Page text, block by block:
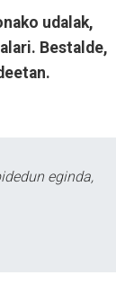
udalak,
Bestalde,
eginda,